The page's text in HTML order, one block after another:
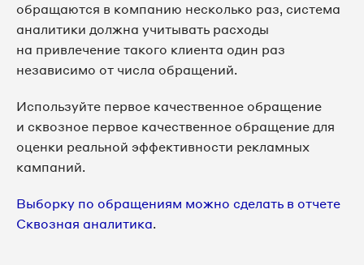
обращаются в компанию несколько раз, система
аналитики должна учитывать расходы
на привлечение такого клиента один раз
независимо от числа обращений.
Используйте первое качественное обращение
и сквозное первое качественное обращение для
оценки реальной эффективности рекламных
кампаний.
Выборку по обращениям можно сделать в отчете
Сквозная аналитика.